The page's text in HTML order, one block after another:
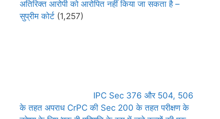
अतिरिक्त आरोपी को आरोपित नहीं किया जा सकता है –
सुप्रीम कोर्ट (1,257)
IPC Sec 376 और 504, 506
के तहत अपराध CrPC की Sec 200 के तहत परीक्षण के